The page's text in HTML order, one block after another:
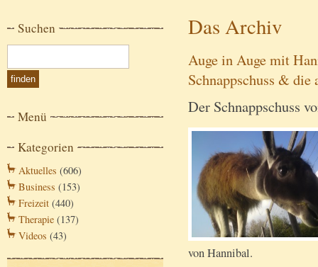
Suchen
Menü
Kategorien
Aktuelles (606)
Business (153)
Freizeit (440)
Therapie (137)
Videos (43)
Das Archiv
Auge in Auge mit
Schnappschuss &
Der Schnappschuss
von Hannibal.